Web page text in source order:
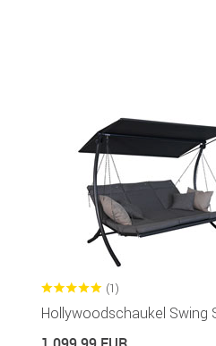
(1)
Hollywoodschaukel Swing